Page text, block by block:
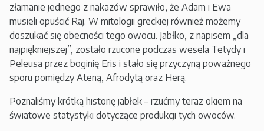
złamanie jednego z nakazów sprawiło, że Adam i Ewa
musieli opuścić Raj. W mitologii greckiej również możemy
doszukać się obecności tego owocu. Jabłko, z napisem „dla
najpiękniejszej”, zostało rzucone podczas wesela Tetydy i
Peleusa przez boginię Eris i stało się przyczyną poważnego
sporu pomiędzy Ateną, Afrodytą oraz Herą.
Poznaliśmy krótką historię jabłek – rzućmy teraz okiem na
światowe statystyki dotyczące produkcji tych owoców.